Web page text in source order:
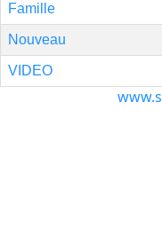
Famille
Nouveau
VIDEO